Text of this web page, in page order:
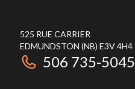
525 RUE CARRIER
EDMUNDSTON (NB) E3V 4H4
506 735-5045